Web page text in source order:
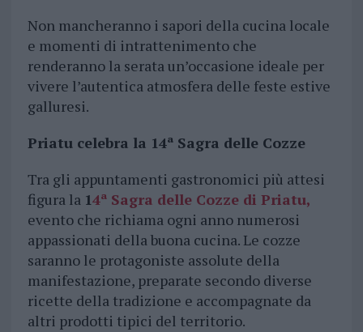
Non mancheranno i sapori della cucina locale
e momenti di intrattenimento che
renderanno la serata un’occasione ideale per
vivere l’autentica atmosfera delle feste estive
galluresi.
Priatu celebra la 14ª Sagra delle Cozze
Tra gli appuntamenti gastronomici più attesi
figura la 14ª Sagra delle Cozzedi Priatu,
evento che richiama ogni anno numerosi
appassionati della buona cucina. Le cozze
saranno le protagoniste assolute della
manifestazione, preparate secondo diverse
ricette della tradizione e accompagnate da
altri prodotti tipici del territorio.